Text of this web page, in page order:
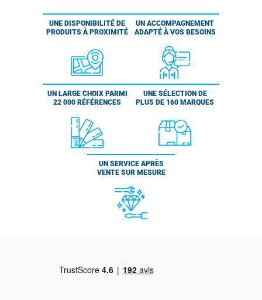
UNE DISPONIBILITÉ DE
PRODUITS À PROXIMITÉ
UN ACCOMPAGNEMENT
ADAPTÉ À VOS BESOINS
UN LARGE CHOIX PARMI
22 000 RÉFÉRENCES
UNE SÉLECTION DE
PLUS DE 160 MARQUES
UN SERVICE APRÈS
VENTE SUR MESURE